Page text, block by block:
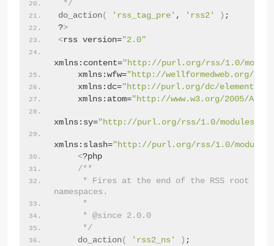
*/
do_action( 'rss_tag_pre' , 'rss2' ) ;
?>
<rss version="2.0"
xmlns:content="http://purl.org/rss/1.0/
    xmlns:wfw=
"http://wellformedweb.org/
    xmlns:dc=
"http://purl.org/dc/elements/
    xmlns:atom=
"http://www.w3.org/2005/Atom"
xmlns:sy="http://purl.org/rss/1.0/modules/
xmlns:slash="http://purl.org/rss/1.0/
<?php
/**
* Fires at the end of the RSS root to
namespaces.
     *
     * @since 2.0.0
     */
do_action( 'rss2_ns' ) ;